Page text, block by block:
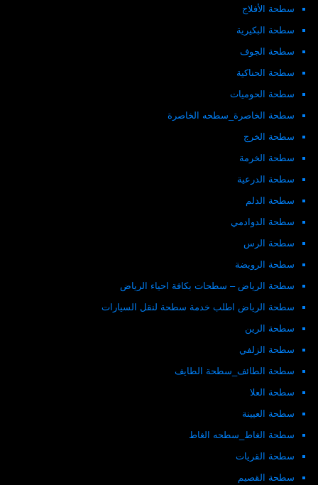
سطحة الأفلاج
سطحة البكيرية
سطحة الجوف
سطحة الحناكية
سطحة الحوميات
سطحة الخاصرة_سطحه الخاصرة
سطحة الخرج
سطحة الخرمة
سطحة الدرعية
سطحة الدلم
سطحة الدوادمي
سطحة الرس
سطحة الرويضة
سطحة الرياض – سطحات بكافة احياء الرياض
سطحة الرياض اطلب خدمة سطحة لنقل السيارات
سطحة الرين
سطحة الزلفي
سطحة الطائف_سطحة الطايف
سطحة العلا
سطحة العيينة
سطحة الغاط_سطحه الغاط
سطحة القريات
سطحة القصيم